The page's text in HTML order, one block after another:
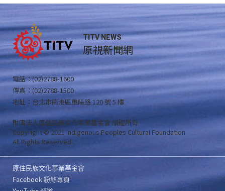
TITV NEWS
原視新聞網
電話：(02)2788-1600
傳真：(02)2788-1500
地址：台北市南港區重陽路 120 號 5 樓
財團法人原住民族文化事業基金會 版權所有
Copyright © 2021 Indigenous Peoples Cultural Foundation
All Rights Reserved .
原住民族文化事業基金會
Facebook 粉絲專頁